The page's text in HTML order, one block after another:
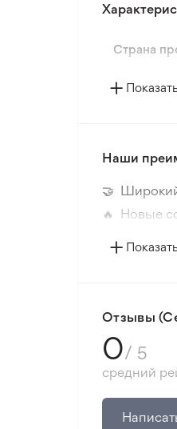
Страна
Наши
🤝
🔥 Новые
📸
Отзывы
0/ 5
средний